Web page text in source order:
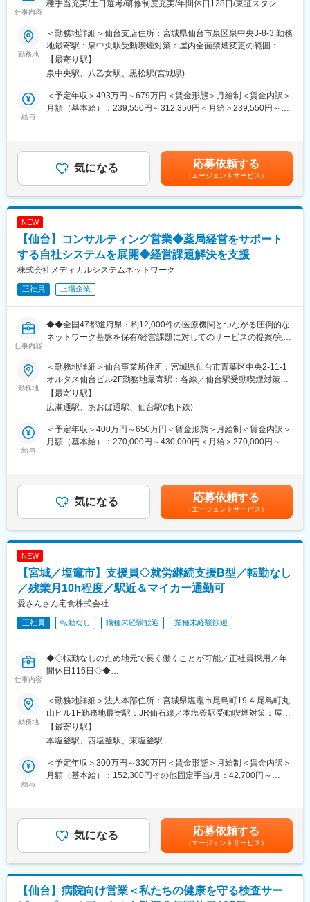
・入社時の導入研修や、1年程度のOJT（期間は人によって変動
・お客様のご家庭訪問時には先輩社員が慣れるまで同行するた
め、安心して挑戦できる環境です。
■同社の魅力：
多い中で、同社は薬以外の病院における「すべて」を提案する総
合力を強みとして、どのような形でお客様のお役に立てるのかを
・医療業界は私たちの生活に無くてはならない非常に社会的意義
の高い業界で、コロナ禍においても安定した業績を残していま
す。地域に根付いた事業運営をしており、今後も安定した成長が
仕事内容
種手当充実/土日選考/研修制度充実/年間休日128日/東証スタンダ
■業務概要：
東証スタンダード市場に上場しているフクダ電子株式会社のグル
ープ企業である当社にて、医療機器の提案営業に従事していただ
きます。ドクターや代理店との密なコミュニケーションや、良好
な関係構築を重要視する営業スタイルです。
■詳細イメージ：
・営業スタイル：代理店と協力して医療機関へ営業活動を行いま
す。基本的に事務所へ出社しますが、直行直帰をする場合もあり
ます。全員に社用車を貸与しています。
販売できるのは当社のみです。血圧計、体温計のデータを飛ば
し、病院の電子カルテに表示するなど、これまでにない画期的な
提案をする事ができます。
■研修：
す。具体的には半年間で独り立ちしてもらうために、入社時・50
日目・150日目と3回に分けた研修プログラムを用意。人体のしく
修の合間の期間は配属先でのOJTにてキャッチアップいただきま
す。
■長期就業できる環境：
ん
・手当：住宅手当、家族手当、育英一時支援金など充実
同社は「医療事故1/100 健康寿命100年への貢献」という理念に
沿った製品ラインナップを持っており、医療従事者の不足が顕著
な地域医療や、医療に携わる方々が安心して患者様に向き合える
勤務地
＜勤務地詳細＞仙台支店住所：宮城県仙台市泉区泉中央3-8-3 勤務
地最寄駅：泉中央駅受動喫煙対策：屋内全面禁煙変更の範囲：会
社の定める事業所（リモートワーク含む）
【最寄り駅】
泉中央駅、八乙女駅、黒松駅(宮城県)
給与
＜予定年収＞493万円～679万円＜賃金形態＞月給制＜賃金内訳＞
月額（基本給）：239,550円～312,350円＜月給＞239,550円～
性があります。月給(月額)は固定手当を含めた表記です。
気になる 応募依頼する
（エージェントサービス）
NEW
【仙台】コンサルティング営業◆薬局経営をサポート
する自社システムを展開◆経営課題解決を支援
株式会社メディカルシステムネットワーク
正社員 上場企業
仕事内容
◆◆全国47都道府県・約12,000件の医療機関とつながる圧倒的な
ネットワーク基盤を保有/経営課題に対してのサービスの提案/完全
◆医薬品卸・医療業界で培った経験を「経営支援・コンサルティ
ング型営業」へ昇華できるポジション
◆単なる物売りではなく、薬局・医療機関の経営課題に真正面か
ら向き合い、地域医療を支える実感を得られる仕事
■業務内容
医薬品を取り扱う薬局や医療機関に対し、当社の薬局経営サポー
トシステムや各種支援サービスを提案いただきます。
化・安定化を実現するのが当社のサービスです。
経営状況をヒアリングし、最適な支援策を提案するため、医薬品
卸や医療業界で培った知見がそのまま強みとして活かせます。商
材ありきではなく、「どうすればより良い薬局経営になるか」を
途入社ということもあり、中途入社の方でもすぐに馴染むことが
できる社風があります。家庭や育児に対する理解もありますの
また、担当エリアはそれぞれ決まっており、エリアによっては出
張が伴う場合もございます。
※例：名古屋拠点→東海・北陸エリアをカバー
全国450店舗以上を展開する「なの花薬局」を中核に、医薬品ネ
ットワーク事業・調剤薬局事業を軸とした医療インフラ企業で
変更の範囲：会社の定める業務
勤務地
＜勤務地詳細＞仙台事業所住所：宮城県仙台市青葉区中央2-11-1
オルタス仙台ビル2F勤務地最寄駅：各線／仙台駅受動喫煙対策：
屋内全面禁煙変更の範囲：会社の定める事業所（リモートワーク
含む）
【最寄り駅】
広瀬通駅、あおば通駅、仙台駅(地下鉄)
給与
＜予定年収＞400万円～650万円＜賃金形態＞月給制＜賃金内訳＞
月額（基本給）：270,000円～430,000円＜月給＞270,000円～
り、選考を通じて上下する可能性があります。月給(月額)は固定手
当を含めた表記です。
気になる 応募依頼する
（エージェントサービス）
NEW
【宮城／塩竈市】支援員◇就労継続支援B型／転勤なし
／残業月10h程度／駅近＆マイカー通勤可
愛さんさん宅食株式会社
正社員 転勤なし 職種未経験歓迎 業種未経験歓迎
仕事内容
◆◇転勤なしのため地元で長く働くことが可能／正社員採用／年
間休日116日◇◆
■業務概要：
就労支援事業の支援職を募集します。農作業、軽作業や事務作業
を行っており、送迎の運転業務もございます。
障がい・難病をお持ちの方々へのお仕事への支援等です。
■業務内容詳細：
◇障がいをお持ちの方への仕事の支援
験してみて下さい。
※資格保有者がおりますので、未経験でもゆっくり教えていきま
■勤務スケジュール例：
8：30～業務開始
勤務地
＜勤務地詳細＞法人本部住所：宮城県塩竈市尾島町19‐4 尾島町丸
山ビル1F勤務地最寄駅：JR仙石線／本塩釜駅受動喫煙対策：屋内
全面禁煙変更の範囲：会社の定める事業所
【最寄り駅】
本塩釜駅、西塩釜駅、東塩釜駅
給与
＜予定年収＞300万円～330万円＜賃金形態＞月給制＜賃金内訳＞
月額（基本給）：152,300円その他固定手当/月：42,700円～
業手当＞有＜給与補足＞※給与詳細は経験・スキル等を考慮の上決
定（プラス成果あり）■昇給：有（1月あたり～20,000円※前年度
実績）■賞与：年2回（100,000円～150,000円※前年度実績）■そ
の他固定手当内訳：処遇改善手当：30,000円～50,000円、調整手
当：12,700円～17,700円賃金はあくまでも目安の金額であり、選
考を通じて上下する可能性があります。月給(月額)は固定手当を含
めた表記です。
気になる 応募依頼する
（エージェントサービス）
【仙台】病院向け営業＜私たちの健康を守る検査サー